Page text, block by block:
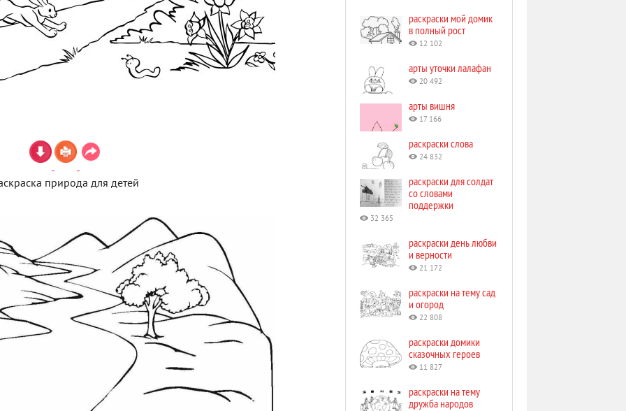
природа для детей
раскраски мой домик
в полный рост
12 102
арты уточки лалафан
20 492
арты вишня
17 166
раскраски слова
24 832
раскраски для солдат
со словами
поддержки
32 365
раскраски день любви
и верности
21 172
раскраски на тему сад
и огород
22 808
раскраски домики
сказочных героев
11 827
раскраски на тему
дружба народов